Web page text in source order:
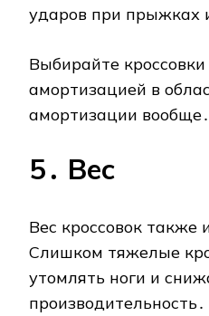
ударов при прыжках
Выбирайте
амортизацией в
амортизации вообще․
5․ Вес
Вес кроссовок также
Слишком тяжелые
утомлять ноги и